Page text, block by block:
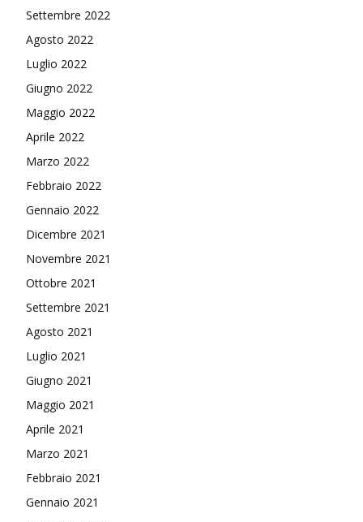
Settembre 2022
Agosto 2022
Luglio 2022
Giugno 2022
Maggio 2022
Aprile 2022
Marzo 2022
Febbraio 2022
Gennaio 2022
Dicembre 2021
Novembre 2021
Ottobre 2021
Settembre 2021
Agosto 2021
Luglio 2021
Giugno 2021
Maggio 2021
Aprile 2021
Marzo 2021
Febbraio 2021
Gennaio 2021